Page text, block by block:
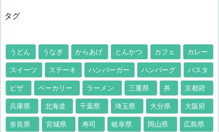
タグ
うどん うなぎ からあげ とんかつ カフェ カレー
スイーツ ステーキ ハンバーガー ハンバーグ パスタ
ピザ ベーカリー ラーメン 三重県 丼 京都府
兵庫県 北海道 千葉県 埼玉県 大分県 大阪府
奈良県 宮城県 寿司 岐阜県 岡山県 広島県